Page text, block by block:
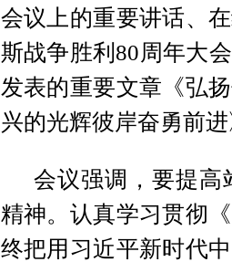
会议上的重要讲话、
斯战争胜利80周年大
发表的重要文章《弘
兴的光辉彼岸奋勇前
会议强调，要提高
精神。认真学习贯彻
终把用习近平新时代